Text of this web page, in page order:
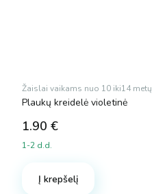
Žaislai vaikams nuo 10 iki14 metų
Plaukų kreidelė violetinė
1.90 €
1-2 d.d.
Į krepšelį